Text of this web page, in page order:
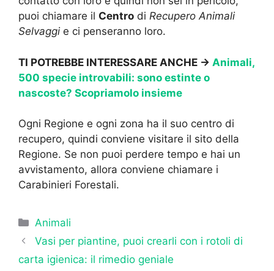
puoi chiamare il Centro di Recupero Animali
Selvaggi e ci penseranno loro.
TI POTREBBE INTERESSARE ANCHE -> Animali,
500 specie introvabili: sono estinte o
nascoste? Scopriamolo insieme
Ogni Regione e ogni zona ha il suo centro di
recupero, quindi conviene visitare il sito della
Regione. Se non puoi perdere tempo e hai un
avvistamento, allora conviene chiamare i
Carabinieri Forestali.
Categorie
Animali
Vasi per piantine, puoi crearli con i rotoli di
carta igienica: il rimedio geniale